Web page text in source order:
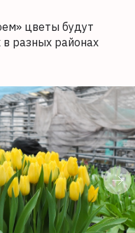
цветы будут
в разных районах